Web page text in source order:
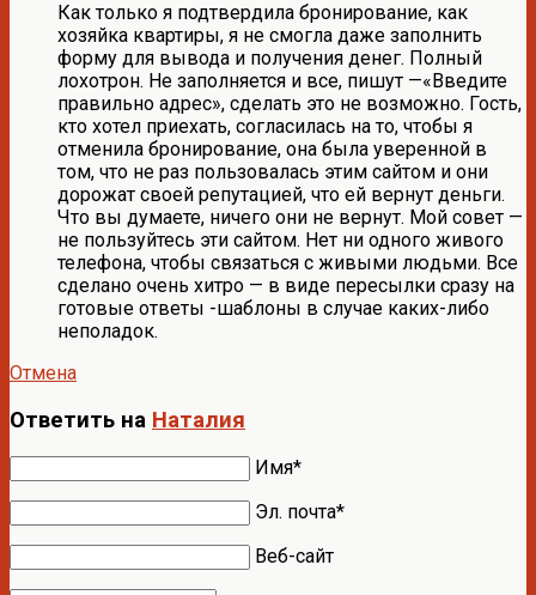
Как только я подтвердила бронирование, как
хозяйка квартиры, я не смогла даже заполнить
форму для вывода и получения денег. Полный
лохотрон. Не заполняется и все, пишут —«Введите
правильно адрес», сделать это не возможно. Гость,
кто хотел приехать, согласилась на то, чтобы я
отменила бронирование, она была уверенной в
том, что не раз пользовалась этим сайтом и они
дорожат своей репутацией, что ей вернут деньги.
Что вы думаете, ничего они не вернут. Мой совет —
не пользуйтесь эти сайтом. Нет ни одного живого
телефона, чтобы связаться с живыми людьми. Все
сделано очень хитро — в виде пересылки сразу на
готовые ответы -шаблоны в случае каких-либо
неполадок.
Отмена
Ответить на Наталия
Имя*
Эл. почта*
Веб-сайт